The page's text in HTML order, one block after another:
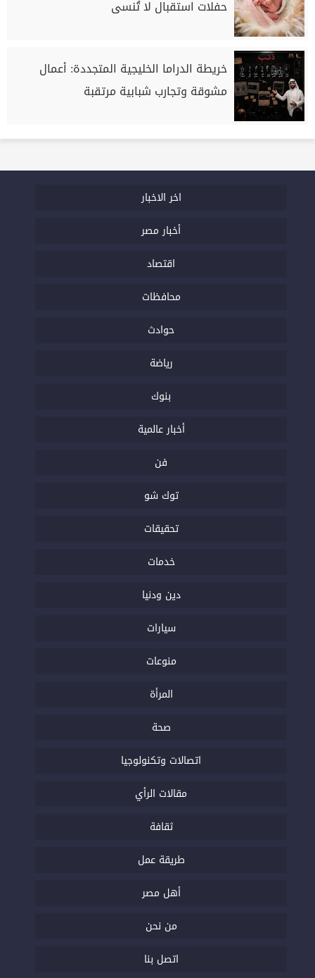
حفلات استقبال لا تُنسى
خريطة الدراما الخليجية المتجددة: أعمال
مشوقة وتجارب شبابية مرتقبة
اخر الاخبار
أخبار مصر
اقتصاد
محافظات
حوادث
رياضة
بنوك
أخبار عالمية
فن
توك شو
تحقيقات
خدمات
دين ودنيا
سيارات
منوعات
المرأة
صحة
اتصالات وتكنولوجيا
مقالات الرأي
ثقافة
طريقة عمل
أهل مصر
من نحن
اتصل بنا